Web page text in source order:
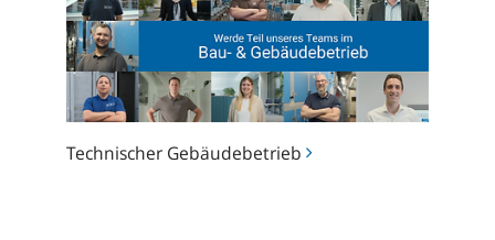
Technischer Gebäudebetrieb